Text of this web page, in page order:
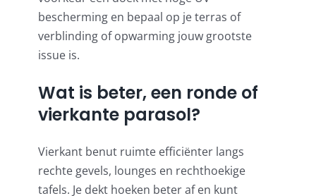
bescherming en bepaal op je terras of
verblinding of opwarming jouw grootste
issue is.
Wat is beter, een ronde of
vierkante parasol?
Vierkant benut ruimte efficiënter langs
rechte gevels, lounges en rechthoekige
tafels. Je dekt hoeken beter af en kunt